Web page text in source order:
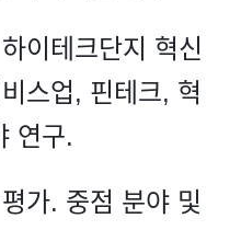
이테크단지 혁신
스업, 핀테크, 혁
연구.
가. 중점 분야 및